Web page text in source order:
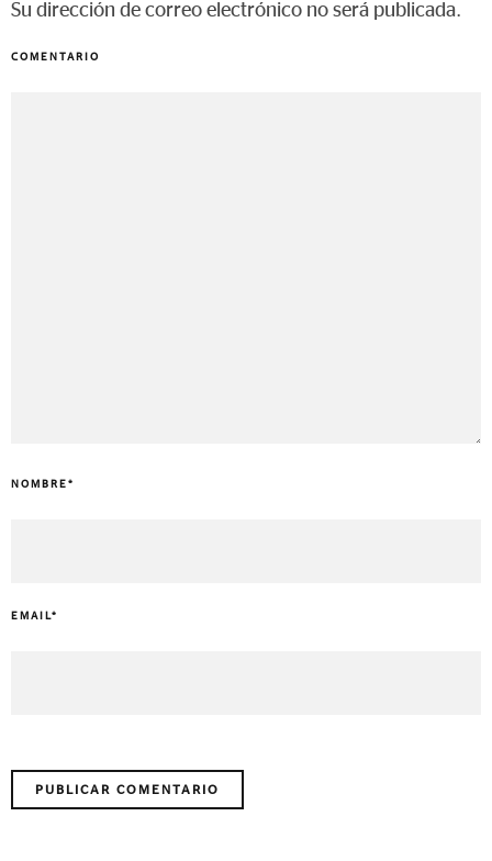
Su dirección de correo electrónico no será publicada.
COMENTARIO
NOMBRE *
EMAIL*